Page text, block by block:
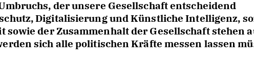
der unsere Gesellschaft entscheidend
Digitalisierung und Künstliche Intelligenz,
der Zusammenhalt der Gesellschaft stehen
sich alle politischen Kräfte messen lassen